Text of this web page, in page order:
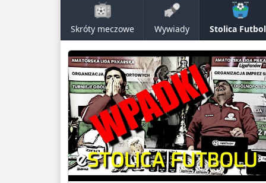
Skróty meczowe Wywiady Stolica